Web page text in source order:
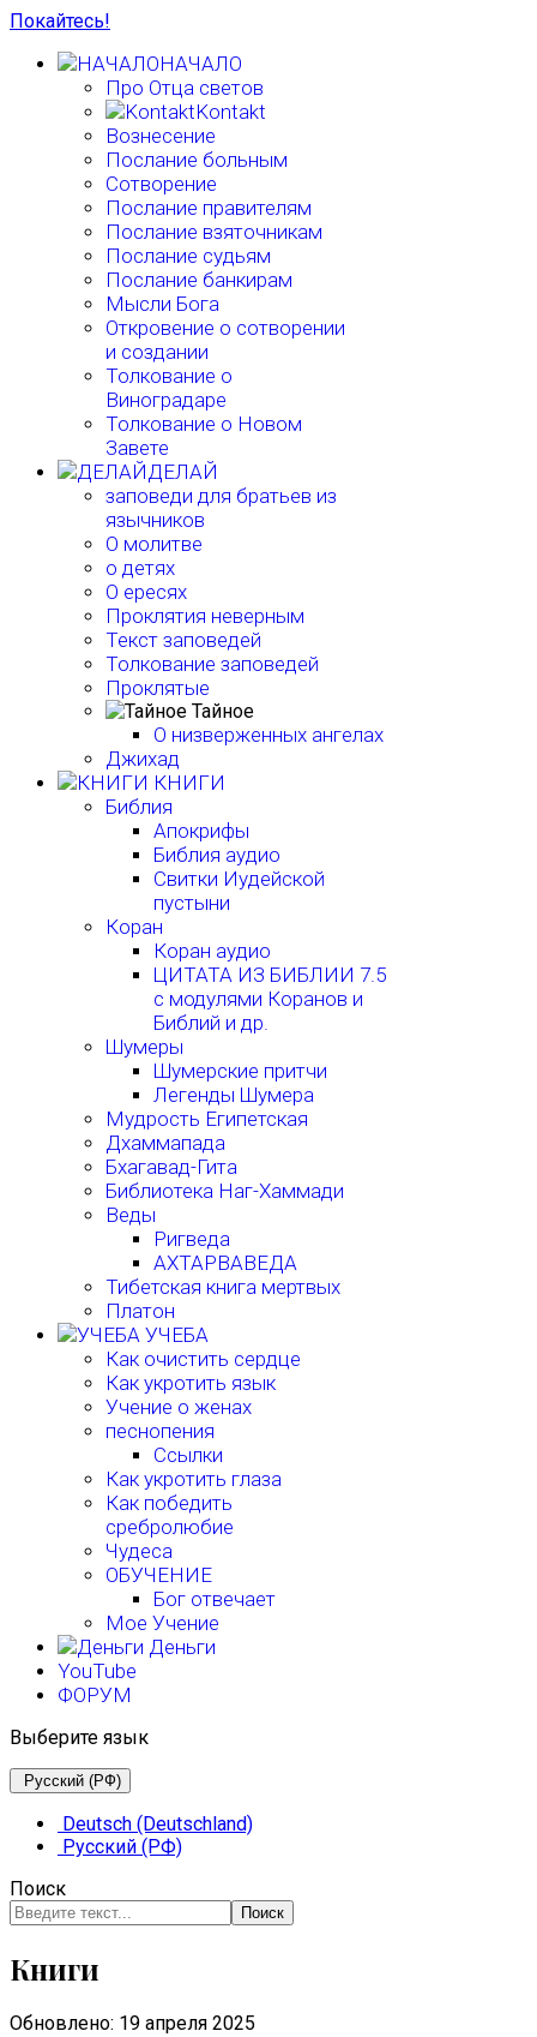
Покайтесь!
НАЧАЛО
Про Отца светов
Kontakt
Вознесение
Послание больным
Сотворение
Послание правителям
Послание взяточникам
Послание судьям
Послание банкирам
Мысли Бога
Откровение о сотворении
и создании
Толкование о
Виноградаре
Толкование о Новом
Завете
ДЕЛАЙ
заповеди для братьев из
язычников
О молитве
о детях
О ересях
Проклятия неверным
Текст заповедей
Толкование заповедей
Проклятые
Тайное
О низверженных ангелах
Джихад
КНИГИ
Библия
Апокрифы
Библия аудио
Свитки Иудейской
пустыни
Коран
Коран аудио
ЦИТАТА ИЗ БИБЛИИ 7.5
с модулями Коранов и
Библий и др.
Шумеры
Шумерские притчи
Легенды Шумера
Мудрость Египетская
Дхаммапада
Бхагавад-Гита
Библиотека Наг-Хаммади
Веды
Ригведа
АХТАРВАВЕДА
Тибетская книга мертвых
Платон
УЧЕБА
Как очистить сердце
Как укротить язык
Учение о женах
песнопения
Ссылки
Как укротить глаза
Как победить
сребролюбие
Чудеса
ОБУЧЕНИЕ
Бог отвечает
Мое Учение
Деньги
YouTube
ФОРУМ
Выберите язык
Русский (РФ)
Deutsch (Deutschland)
Русский (РФ)
Поиск
Поиск
Книги
Обновлено: 19 апреля 2025